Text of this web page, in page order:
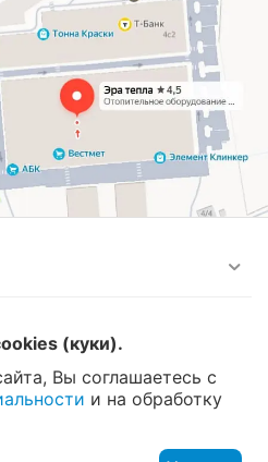
магазин отопительных
(куки).
Вы соглашаетесь с
и на обработку